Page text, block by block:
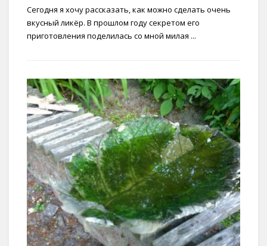
Сегодня я хочу рассказать, как можно сделать очень
вкусный ликёр. В прошлом году секретом его
приготовления поделилась со мной милая ...